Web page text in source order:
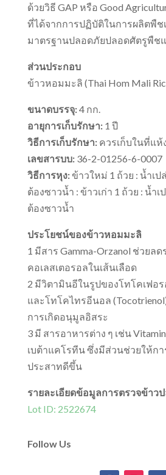
ด้วยวิธี GAP หรือ Good
ที่ได้จากการปฏิบัติในการผลิตพืช
มาตรฐานปลอดภัยปลอดศัตรูพื
ส่วนประกอบ
ข้าวหอมมะลิ (Thai Hom Mali
ขนาดบรรจุ:4 กก.
อายุการเก็บรักษา:1 ปี
วิธีการเก็บรักษา:ควรเก็บในที่แห้
เลขสารบบ:36-2-01256-6-0007
วิธีการหุง:ข้าวใหม่ 1 ถ้วย : น้ำเป
ต้องซาวน้ำ : ข้าวเก่า 1 ถ้วย : น้ำเ
ต้องซาวน้ำ
ประโยชน์ของข้าวหอมมะลิ
1 มีสาร Gamma-Orzanol ช่วยล
คอเลสเตอรอลในเส้นเลือด
2 มีวิตามินอีในรูปของโทโคเฟอร
และโทโคไทรอีนอล
การเกิดอนุมูลอิสระ
3 มี สารอาหารต่าง ๆ เช่น Vitamin
เบต้าแคโรทีน ซึ่งมีส่วนช่วยให้ก
ประสาทดีขึ้น
รายละเอียดข้อมูลการตรวจข้าว
Lot ID: 2522674
Follow Us